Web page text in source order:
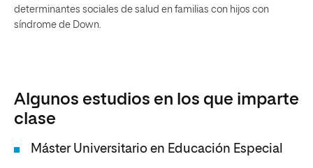
determinantes sociales de salud en familias con hijos con
síndrome de Down.
Algunos estudios en los que imparte
clase
Máster Universitario en Educación Especial